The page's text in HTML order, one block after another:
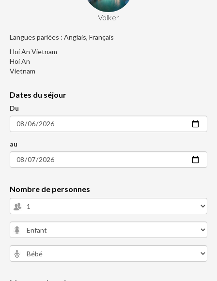
Volker
Langues parlées : Anglais, Français
Hoi An Vietnam
Hoi An
Vietnam
Dates du séjour
Du
au
Nombre de personnes